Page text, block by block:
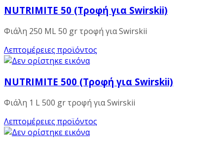
NUTRIMITE 50 (Τροφή για Swirskii)
Φιάλη 250 ML 50 gr τροφή για Swirskii
Λεπτομέρειες προϊόντος
NUTRIMITE 500 (Τροφή για Swirskii)
Φιάλη 1 L 500 gr τροφή για Swirskii
Λεπτομέρειες προϊόντος